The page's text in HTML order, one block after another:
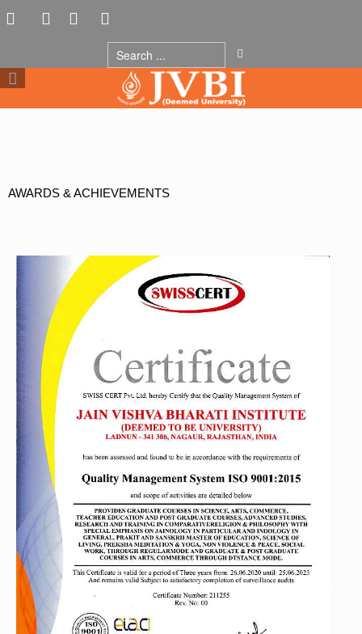
AWARDS & ACHIEVEMENTS